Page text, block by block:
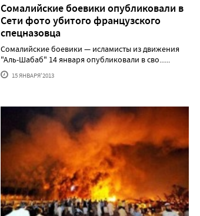
Сомалийские боевики опубликовали в
Сети фото убитого французского
спецназовца
Сомалийские боевики — исламисты из движения
"Аль-Шабаб" 14 января опубликовали в сво......
15 ЯНВАРЯ'2013